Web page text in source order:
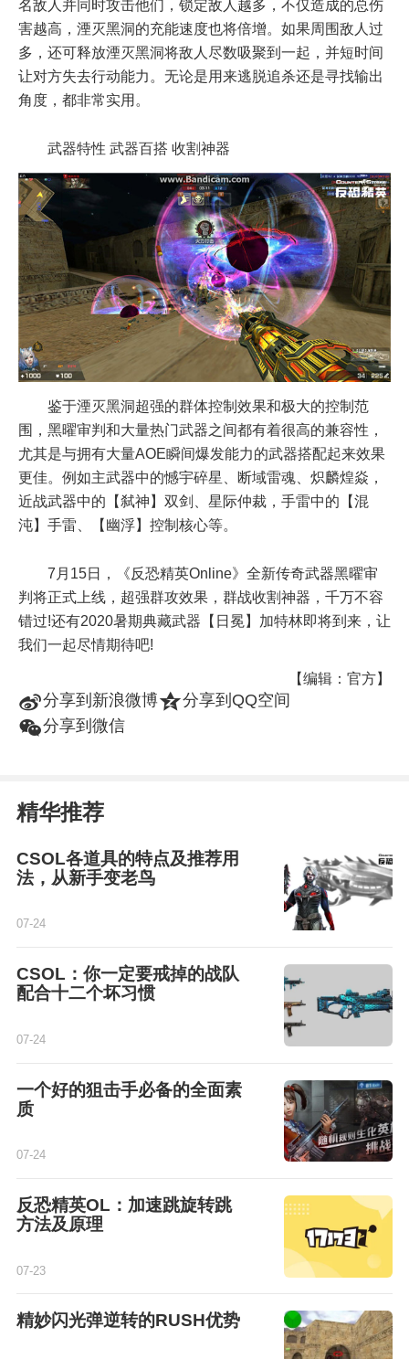
名敌人并同时攻击他们，锁定敌人越多，不仅造成的总伤
害越高，湮灭黑洞的充能速度也将倍增。如果周围敌人过
多，还可释放湮灭黑洞将敌人尽数吸聚到一起，并短时间
让对方失去行动能力。无论是用来逃脱追杀还是寻找输出
角度，都非常实用。
武器特性 武器百搭 收割神器
鉴于湮灭黑洞超强的群体控制效果和极大的控制范
围，黑曜审判和大量热门武器之间都有着很高的兼容性，
尤其是与拥有大量AOE瞬间爆发能力的武器搭配起来效果
更佳。例如主武器中的憾宇碎星、断域雷魂、炽麟煌焱，
近战武器中的【弑神】双剑、星际仲裁，手雷中的【混
沌】手雷、【幽浮】控制核心等。
7月15日，《反恐精英Online》全新传奇武器黑曜审
判将正式上线，超强群攻效果，群战收割神器，千万不容
错过!还有2020暑期典藏武器【日冕】加特林即将到来，让
我们一起尽情期待吧!
【编辑：官方】
t分享到新浪微博z分享到QQ空间
w分享到微信
精华推荐
CSOL各道具的特点及推荐用
法，从新手变老鸟
07-24
CSOL：你一定要戒掉的战队
配合十二个坏习惯
07-24
一个好的狙击手必备的全面素
质
07-24
反恐精英OL：加速跳旋转跳
方法及原理
07-23
精妙闪光弹逆转的RUSH优势